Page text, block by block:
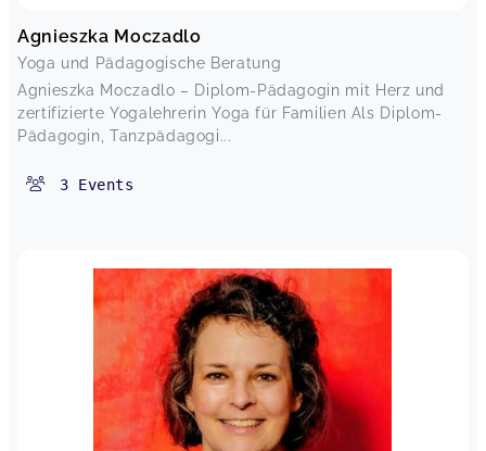
Agnieszka Moczadlo
Yoga und Pädagogische Beratung
Agnieszka Moczadlo – Diplom-Pädagogin mit Herz und
zertifizierte Yogalehrerin Yoga für Familien Als Diplom-
Pädagogin, Tanzpädagogi...
3 Events